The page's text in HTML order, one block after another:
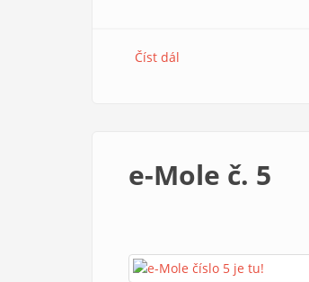
Číst dál
e-Mole č. 5